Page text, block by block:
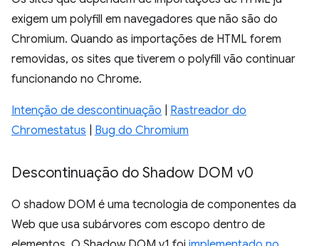
exigem um polyfill em navegadores que não são do
Chromium. Quando as importações de HTML forem
removidas, os sites que tiverem o polyfill vão continuar
funcionando no Chrome.
Intenção de descontinuação
Rastreador do
Chromestatus
Bug do Chromium
Descontinuação do Shadow DOM v0
O shadow DOM é uma tecnologia de componentes da
Web que usa subárvores com escopo dentro de